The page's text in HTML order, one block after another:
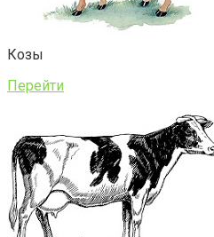
Козы
Перейти